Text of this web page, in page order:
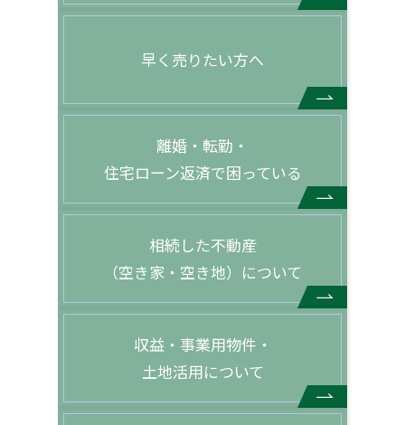
早く売りたい方へ
離婚・転勤・
住宅ローン返済で困っている
相続した不動産
（空き家・空き地）について
収益・事業用物件・
土地活用について